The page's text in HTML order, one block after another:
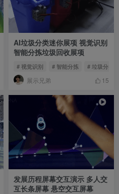
AI垃圾分类迷你展项 视觉识别
智能分拣垃圾回收展项
# 视觉识别 # 智能分拣 # 垃圾分类
展示兄弟 15
发展历程屏幕交互演示 多人交
互长条屏幕 悬空交互屏幕